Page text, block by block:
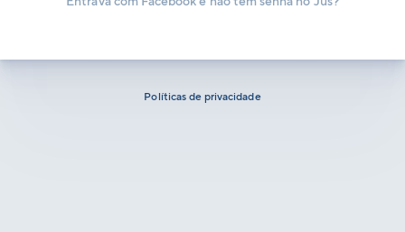
Políticas de privacidade